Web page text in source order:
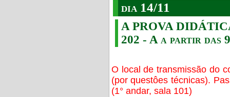
dia 14/11
A PROVA
202 - A a partir das
O local de transmissão do
(por questôes técnicas).
(1° andar, sala 101)